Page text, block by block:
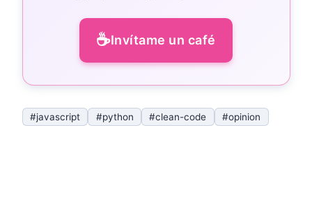
☕Invítame un café
#javascript #python #clean-code #opinion